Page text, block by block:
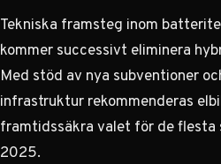
Tekniska framsteg inom
kommer successivt eliminera
Med stöd av nya subventioner
infrastruktur rekommenderas
framtidssäkra valet för de flesta
2025.